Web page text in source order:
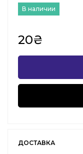
В наличии
20₴
ДОСТАВКА